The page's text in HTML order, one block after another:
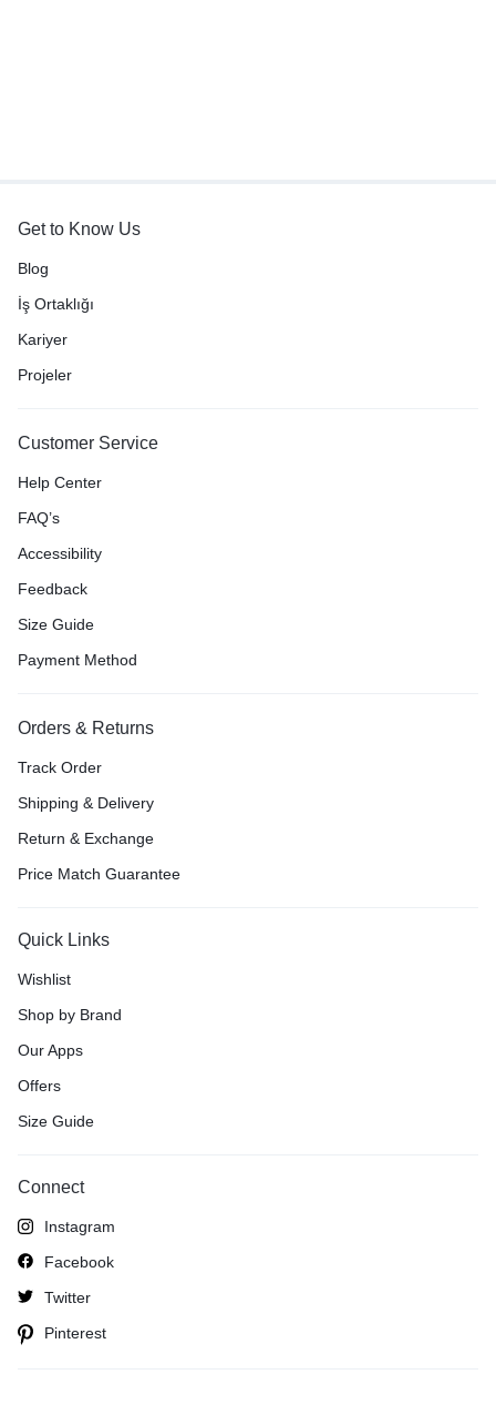
Get to Know Us
Blog
İş Ortaklığı
Kariyer
Projeler
Customer Service
Help Center
FAQ’s
Accessibility
Feedback
Size Guide
Payment Method
Orders & Returns
Track Order
Shipping & Delivery
Return & Exchange
Price Match Guarantee
Quick Links
Wishlist
Shop by Brand
Our Apps
Offers
Size Guide
Connect
Instagram
Facebook
Twitter
Pinterest